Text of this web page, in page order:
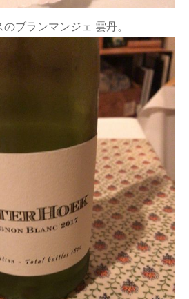
ブランマンジェ 雲丹。